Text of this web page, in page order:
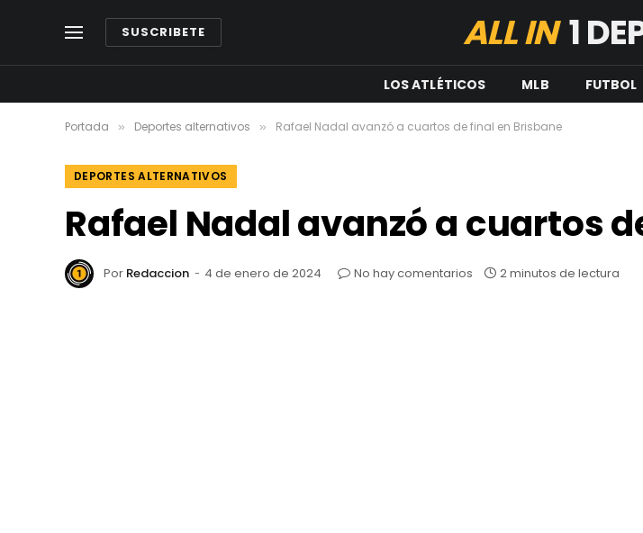
SUSCRIBETE ALL IN1
LOS ATLÉTICOS MLB FUTBOL
Portada » Deportes alternativos » Rafael Nadal avanzó a cuartos de final en Brisbane
DEPORTES ALTERNATIVOS
Rafael Nadal avanzó a cuartos
Por Redaccion 4 de enero de 2024 No hay comentarios 2 minutos de lectura